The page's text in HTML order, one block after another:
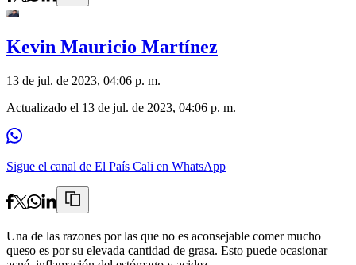
Kevin Mauricio Martínez
13 de jul. de 2023, 04:06 p. m.
Actualizado el 13 de jul. de 2023, 04:06 p. m.
Sigue el canal de El País Cali en WhatsApp
Una de las razones por las que no es aconsejable comer mucho
queso es por su elevada cantidad de grasa. Esto puede ocasionar